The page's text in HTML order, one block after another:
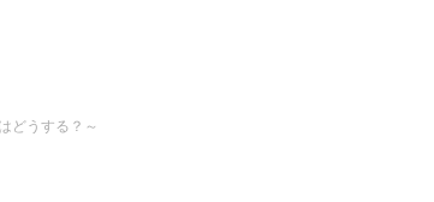
どうする？～